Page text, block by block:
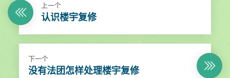
上一个
认识楼宇复修
下一个
没有法团怎样处理楼宇复修